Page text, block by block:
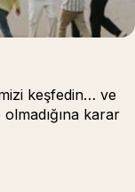
keşfedin… ve
karar